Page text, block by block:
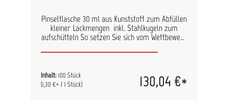
Pinselflasche 30 ml aus Kunststoff zum Abfüllen
kleiner Lackmengen inkl. Stahlkugeln zum
aufschütteln So setzen Sie sich vom Wettbewerb
seiner Autofarbe mit. Eine bleibende
Ihre Kunden versehen mit Ihrem Firmennamen.
Inhalt: 100 Pinselflaschen 30 ml 100 Verschlüsse
Inhalt: 100 Stück
(1,30 €* / 1 Stück)
130,04 €*